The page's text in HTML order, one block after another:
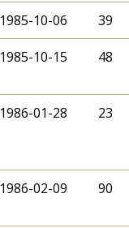
1985-10-06 39
1985-10-15 48
1986-01-28 23
1986-02-09 90